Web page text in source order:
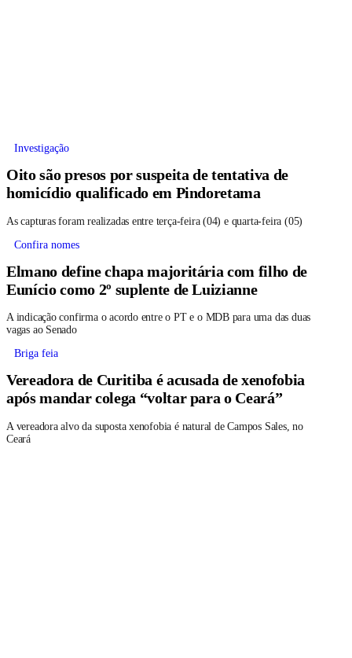
Investigação
Oito são presos por suspeita de tentativa de
homicídio qualificado em Pindoretama
As capturas foram realizadas entre terça-feira (04) e quarta-feira (05)
Confira nomes
Elmano define chapa majoritária com filho de
Eunício como 2º suplente de Luizianne
A indicação confirma o acordo entre o PT e o MDB para uma das duas
vagas ao Senado
Briga feia
Vereadora de Curitiba é acusada de xenofobia
após mandar colega “voltar para o Ceará”
A vereadora alvo da suposta xenofobia é natural de Campos Sales, no
Ceará